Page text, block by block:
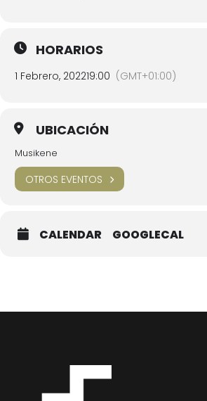
HORARIOS
1 Febrero, 202219:00 (GMT+01:00)
UBICACIÓN
Musikene
OTROS EVENTOS
CALENDAR GOOGLECAL